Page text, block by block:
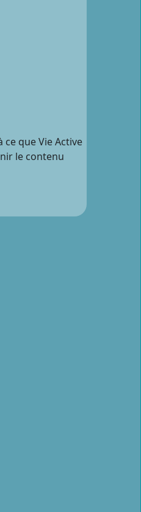
ce que Vie Active
le contenu